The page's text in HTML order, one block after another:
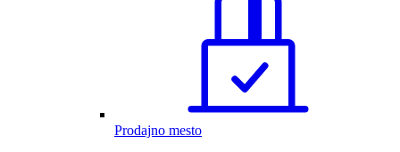
Prodajno mesto